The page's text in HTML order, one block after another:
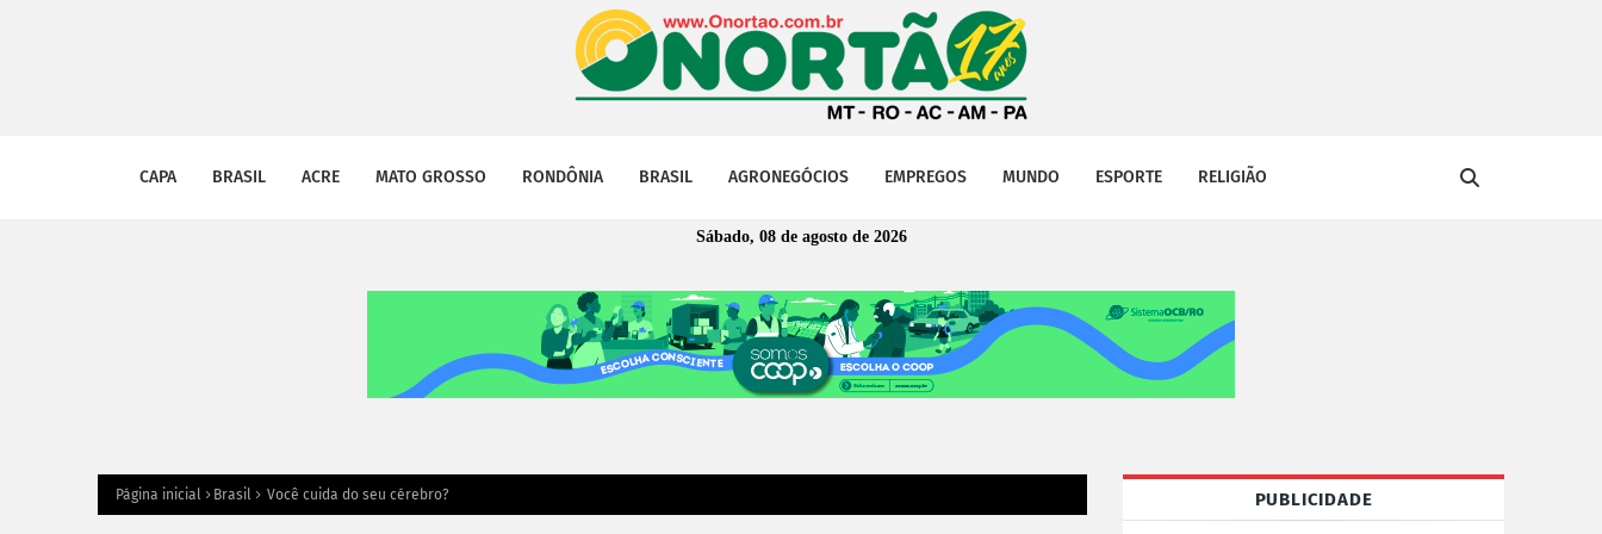
CAPA BRASIL ACRE MATO GROSSO RONDÔNIA BRASIL AGRONEGÓCIOS EMPREGOS MUNDO ESPORTE RELIGIÃO
Sábado, 08 de agosto de 2026
Página inicial Brasil Você cuida do seu cérebro? PUBLICIDADE